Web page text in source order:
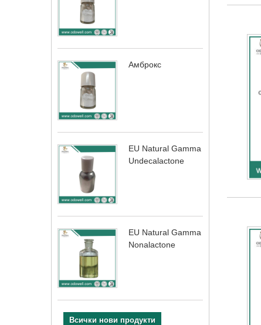
Амброкс
EU Natural Gamma
Undecalactone
EU Natural Gamma
Nonalactone
Всички нови продукти